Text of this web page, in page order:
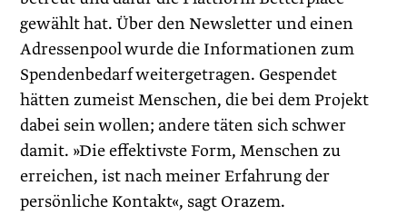
gewählt hat. Über den Newsletter und einen
Adressenpool wurde die Informationen zum
Spendenbedarf weitergetragen. Gespendet
hätten zumeist Menschen, die bei dem Projekt
dabei sein wollen; andere täten sich schwer
damit. »Die effektivste Form, Menschen zu
erreichen, ist nach meiner Erfahrung der
persönliche Kontakt«, sagt Orazem.